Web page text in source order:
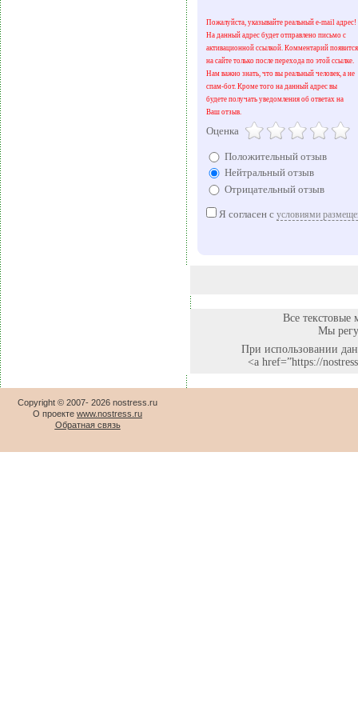
Пожалуйста, указывайте реальный e-mail адрес!
На данный адрес будет отправлено письмо с
активационной ссылкой. Комментарий появится
на сайте только после перехода по этой ссылке.
Нам важно знать, что вы реальный человек, а не
спам-бот. Кроме того на данный адрес вы
будете получать уведомления об ответах на
Ваш отзыв.
Оценка
Положительный отзыв
Нейтральный отзыв
Отрицательный отзыв
Я согласен с условиями
Все текстовые
Мы
При использовании
<a href=”https://
Copyright © 2007- 2026 nostress.ru
О проекте www.nostress.ru
Обратная связь